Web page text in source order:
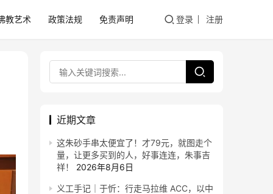
教艺术 政策法规 免责声明 登录 注册
近期文章
这朱砂手串太便宜了！才79元，就图走个
量，让更多买到的人，好事连连，朱事吉
祥！
2026年8月6日
义工手记｜于忻：行走马拉维 ACC，以中